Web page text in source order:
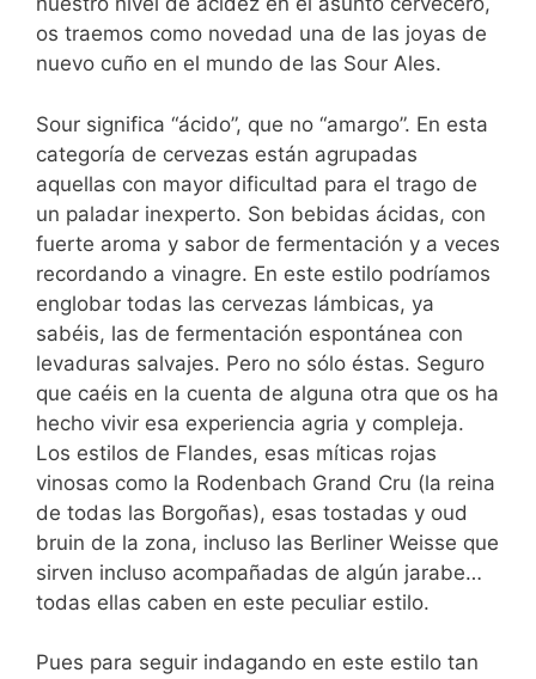
os traemos como novedad una de las joyas de
nuevo cuño en el mundo de las Sour Ales.
Sour significa “ácido”, que no “amargo”. En esta
categoría de cervezas están agrupadas
aquellas con mayor dificultad para el trago de
un paladar inexperto. Son bebidas ácidas, con
fuerte aroma y sabor de fermentación y a veces
recordando a vinagre. En este estilo podríamos
englobar todas las cervezas lámbicas, ya
sabéis, las de fermentación espontánea con
levaduras salvajes. Pero no sólo éstas. Seguro
que caéis en la cuenta de alguna otra que os ha
hecho vivir esa experiencia agria y compleja.
Los estilos de Flandes, esas míticas rojas
vinosas como la Rodenbach Grand Cru (la reina
de todas las Borgoñas), esas tostadas y oud
bruin de la zona, incluso las Berliner Weisse que
sirven incluso acompañadas de algún jarabe…
todas ellas caben en este peculiar estilo.
Pues para seguir indagando en este estilo tan